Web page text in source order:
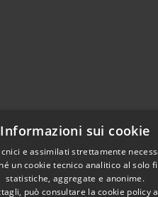
Informazioni sui cookie
e assimilati strettamente
un cookie tecnico analitico al solo
statistiche, aggregate e anonime.
può consultare la cookie policy